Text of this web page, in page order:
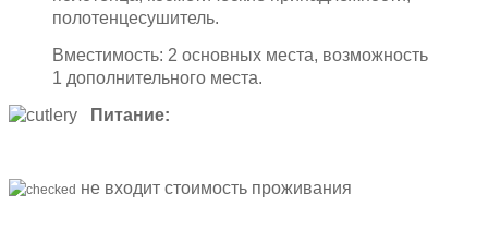
полотенцесушитель.
Вместимость: 2 основных места, возможность
1 дополнительного места.
Питание:
не входит стоимость проживания